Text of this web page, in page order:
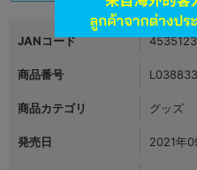
JANコード
商品番号
商品カテゴリ グッズ
発売日 2021年